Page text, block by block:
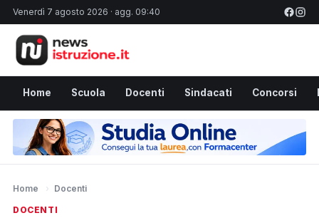
Venerdì 7 agosto 2026 · agg. 09:40
Home Scuola Docenti Sindacati Concorsi
Home › Docenti
DOCENTI